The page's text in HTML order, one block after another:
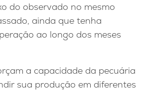
do observado no mesmo
ainda que tenha
ao longo dos meses
a capacidade da pecuária
sua produção em diferentes